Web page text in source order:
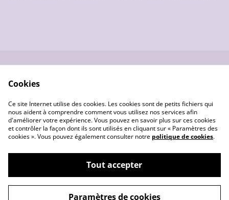
Données
personnelles
Gestion des cookies
©2026Les créas de Pounette
Cookies
Ce site Internet utilise des cookies. Les cookies sont de petits fichiers qui
nous aident à comprendre comment vous utilisez nos services afin
d'améliorer votre expérience. Vous pouvez en savoir plus sur ces cookies
et contrôler la façon dont ils sont utilisés en cliquant sur « Paramètres des
cookies ». Vous pouvez également consulter notre politique de cookies.
Tout accepter
Paramètres de cookies